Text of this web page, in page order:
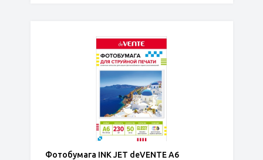
Фотобумага INK JET deVENTE A6